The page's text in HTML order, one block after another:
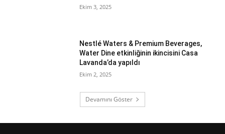
Ekim 3, 2025
Nestlé Waters & Premium Beverages,
Water Dine etkinliğinin ikincisini Casa
Lavanda’da yapıldı
Ekim 2, 2025
Devamını Göster